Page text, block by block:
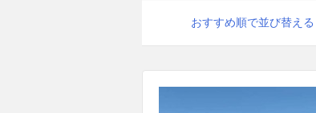
おすすめ順で並び替える